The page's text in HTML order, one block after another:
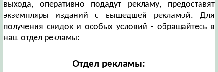
выхода, оперативно подадут рекламу, предоставят
экземпляры изданий с вышедшей рекламой. Для
получения скидок и особых условий - обращайтесь в
наш отдел рекламы:
Отдел рекламы: